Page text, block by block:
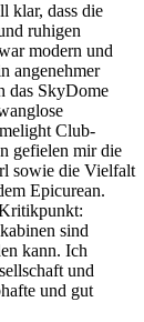
klar, dass die
ruhigen
modern und
angenehmer
das SkyDome
Club-
gefielen mir die
sowie die Vielfalt
Epicurean.
sind
kann. Ich
und
und gut